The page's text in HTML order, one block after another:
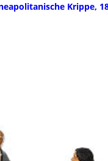
Krippe,